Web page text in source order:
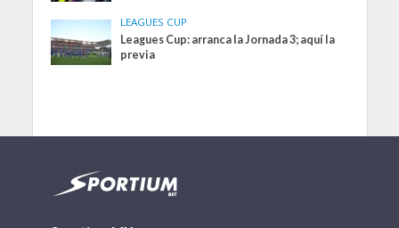
LEAGUES CUP
Leagues Cup: arranca la Jornada 3; aquí la
previa